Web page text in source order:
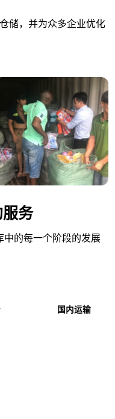
储，并为众多企业优化
务
中的每一个阶段的发展
运输
仓储与货物